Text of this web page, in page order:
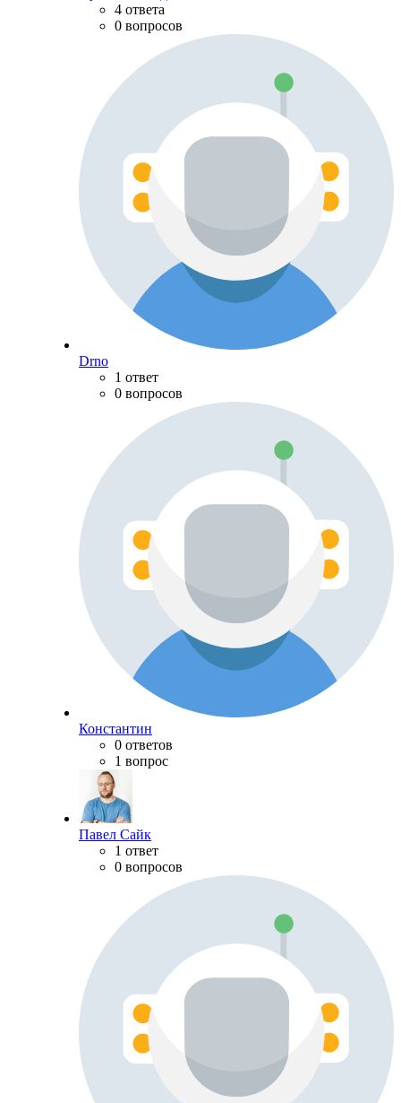
4 ответа
0 вопросов
Drno
1 ответ
0 вопросов
Константин
0 ответов
1 вопрос
Павел Сайк
1 ответ
0 вопросов